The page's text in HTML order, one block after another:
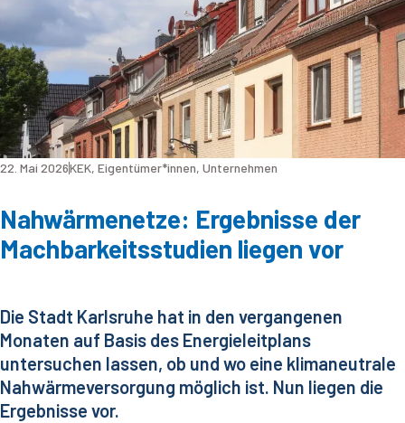
Nahwärmenetze: Ergebnisse der
Machbarkeitsstudien liegen vor
22. Mai 2026KEK, Eigentümer*innen, Unternehmen
Die Stadt Karlsruhe hat in den vergangenen
Monaten auf Basis des Energieleitplans
untersuchen lassen, ob und wo eine klimaneutrale
Nahwärmeversorgung möglich ist. Nun liegen die
Ergebnisse vor.